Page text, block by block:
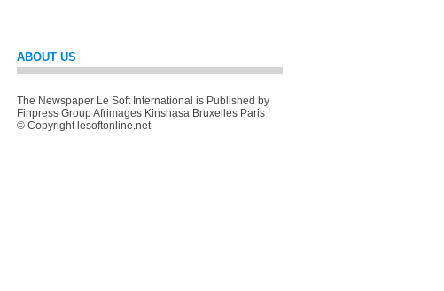
ABOUT US
The Newspaper Le Soft International is Published by
Finpress Group Afrimages Kinshasa Bruxelles Paris |
© Copyright lesoftonline.net